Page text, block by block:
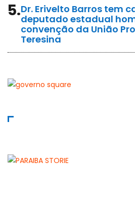
5.Dr. Erivelto Barros tem
deputado estadual
convenção da União
Teresina